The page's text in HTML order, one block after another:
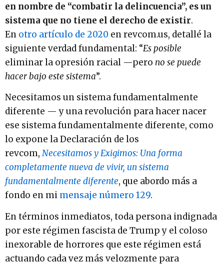
en nombre de “combatir la delincuencia”, es un
sistema que no tiene el derecho de existir.
En otro artículo de 2020 en revcom.us, detallé la
siguiente verdad fundamental: “Es posible
eliminar la opresión racial —pero no se puede
hacer bajo este sistema”.
Necesitamos un sistema fundamentalmente
diferente — y una revolución para hacer nacer
ese sistema fundamentalmente diferente, como
lo expone la Declaración de los
revcom, Necesitamos y Exigimos: Una forma
completamente nueva de vivir, un sistema
fundamentalmente diferente, que abordo más a
fondo en mi mensaje número 129.
En términos inmediatos, toda persona indignada
por este régimen fascista de Trump y el coloso
inexorable de horrores que este régimen está
actuando cada vez más velozmente para